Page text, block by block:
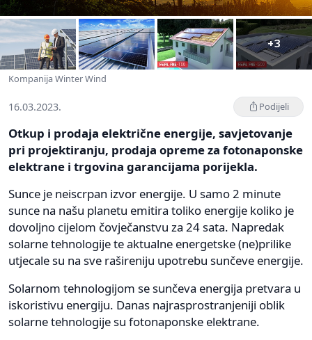
+3
Kompanija Winter Wind
16.03.2023. Podijeli
Otkup i prodaja električne energije, savjetovanje
pri projektiranju, prodaja opreme za fotonaponske
elektrane i trgovina garancijama porijekla.
Sunce je neiscrpan izvor energije. U samo 2 minute
sunce na našu planetu emitira toliko energije koliko je
dovoljno cijelom čovječanstvu za 24 sata. Napredak
solarne tehnologije te aktualne energetske (ne)prilike
utjecale su na sve rašireniju upotrebu sunčeve energije.
Solarnom tehnologijom se sunčeva energija pretvara u
iskoristivu energiju. Danas najrasprostranjeniji oblik
solarne tehnologije su fotonaponske elektrane.